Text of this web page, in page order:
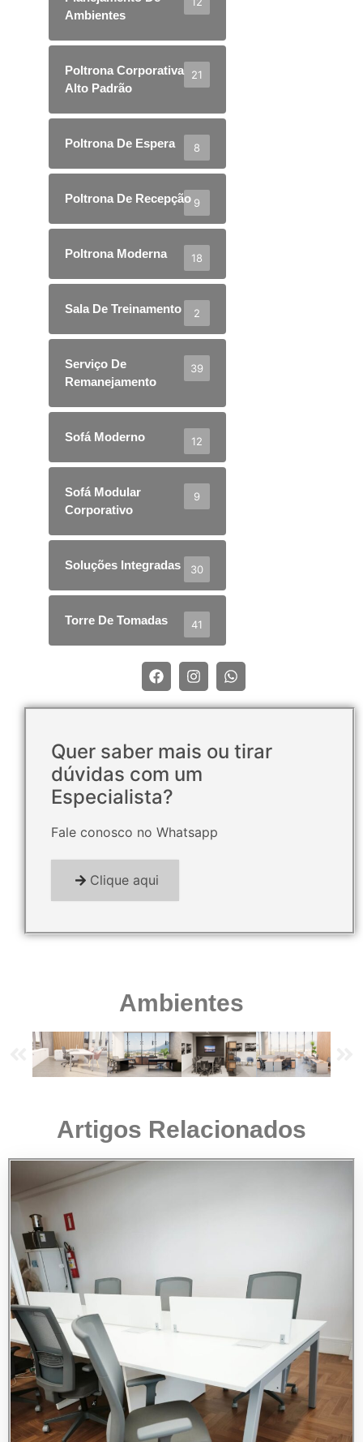
Ambientes
Poltrona Corporativa
Alto Padrão
21
Poltrona De Espera 8
Poltrona De Recepção 9
Poltrona Moderna 18
Sala De Treinamento 2
Serviço De
Remanejamento
39
Sofá Moderno 12
Sofá Modular
Corporativo
9
Soluções Integradas 30
Torre De Tomadas 41
Quer saber mais ou tirar
dúvidas com um
Especialista?
Fale conosco no Whatsapp
Clique aqui
Ambientes
Artigos Relacionados